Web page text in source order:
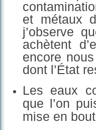
et métaux
j’observe
achètent
encore
dont l’État
Les eaux
que l’on
mise en